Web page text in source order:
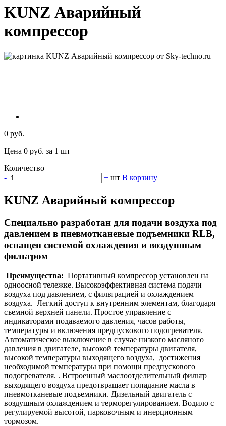
KUNZ Аварийный
компрессор
0 руб.
Цена 0 руб. за 1 шт
Количество
-
+ шт В корзину
KUNZ Аварийный компрессор
Специальнo разработан для подачи воздуха под
давлением в пневмотканевые подъемники RLB,
оснащен системой охлаждения и воздушным
фильтром
Преимущества: Портативный компрессор установлен на
одноосной тележке. Высокоэффективная система подачи
воздуха под давлением, с фильтрацией и охлаждением
воздуха. Легкий доступ к внутренним элементам, благодаря
съемной верхней панели. Простое управление с
индикаторами подаваемого давления, часов работы,
температуры и включения предпускового подогревателя.
Автоматическое выключение в случае низкого масляного
давления в двигателе, высокой температуры двигателя,
высокой температуры выходящего воздуха, достижения
необходимой температуры при помощи предпускового
подогревателя. . Встроенный маслоотделительный фильтр
выходящего воздуха предотвращает попадание масла в
пневмотканевые подъемники. Дизельный двигатель с
воздушным охлаждением и терморегулированием. Водило с
регулируемой высотой, парковочным и инерционным
тормозом.